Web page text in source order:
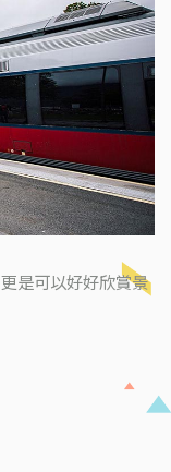
是可以好好欣賞景